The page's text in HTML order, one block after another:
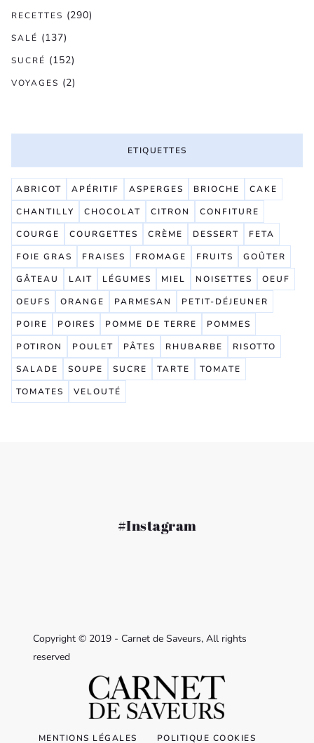
RECETTES (290)
SALÉ (137)
SUCRÉ (152)
VOYAGES (2)
ETIQUETTES
ABRICOT APÉRITIF ASPERGES BRIOCHE
CAKE
CHANTILLY
CHOCOLAT CITRON
CONFITURE
COURGE
COURGETTES CRÈME DESSERT
FETA
FOIE GRAS
FRAISES FROMAGE FRUITS
GOÛTER
GÂTEAU
LAIT LÉGUMES MIEL NOISETTES
OEUF
OEUFS
ORANGE PARMESAN
PETIT-DÉJEUNER
POIRE
POIRES POMME DE TERRE
POMMES
POTIRON
POULET PÂTES RHUBARBE
RISOTTO
SALADE
SOUPE SUCRE TARTE
TOMATE
TOMATES
VELOUTÉ
#Instagram
Copyright © 2019 - Carnet de Saveurs, All rights
reserved
MENTIONS LÉGALES POLITIQUE COOKIES